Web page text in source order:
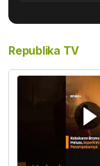
Republika TV